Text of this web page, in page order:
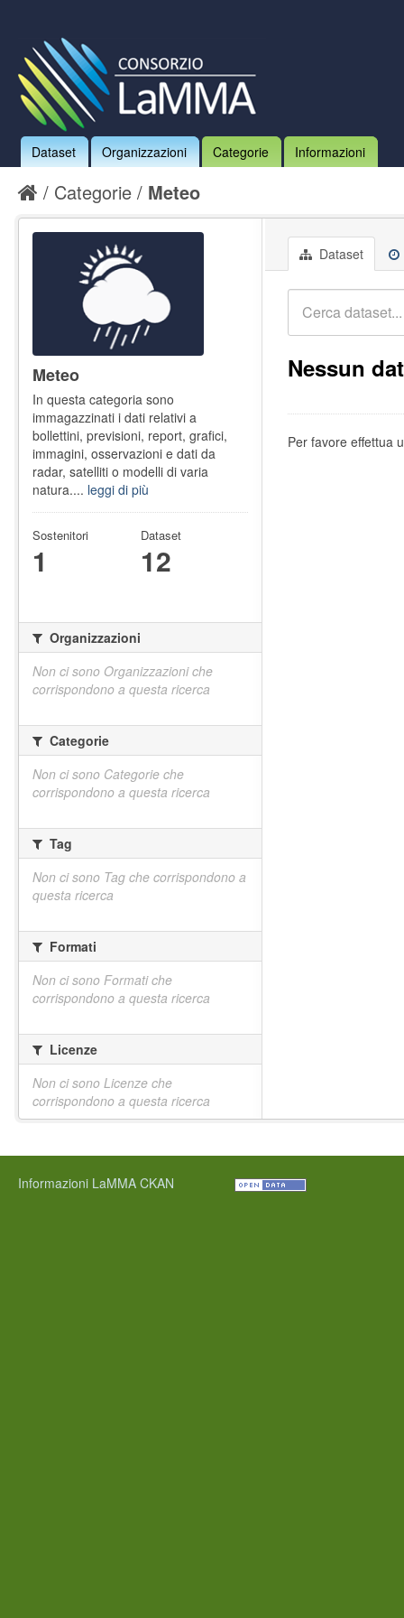
Dataset Organizzazioni Categorie Informazioni
Categorie Meteo
Dataset
Nessun
Per favore effettua
Meteo
In questa categoria sono
immagazzinati i dati relativi a
bollettini, previsioni, report, grafici,
immagini, osservazioni e dati da
radar, satelliti o modelli di varia
natura.... leggi di più
Sostenitori
1
Dataset
12
Organizzazioni
Non ci sono Organizzazioni che
corrispondono a questa ricerca
Categorie
Non ci sono Categorie che
corrispondono a questa ricerca
Tag
Non ci sono Tag che corrispondono a
questa ricerca
Formati
Non ci sono Formati che
corrispondono a questa ricerca
Licenze
Non ci sono Licenze che
corrispondono a questa ricerca
Informazioni LaMMA CKAN